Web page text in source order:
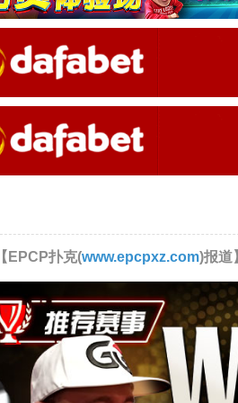
【EPCP扑克(www.epcpxz.com)报道